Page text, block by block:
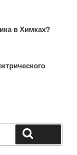
в Химках?